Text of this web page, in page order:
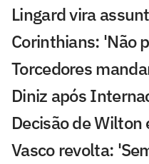
Lingard vira
Corinthians: 'Não
Torcedores
Diniz após
Decisão de
Vasco revolta: